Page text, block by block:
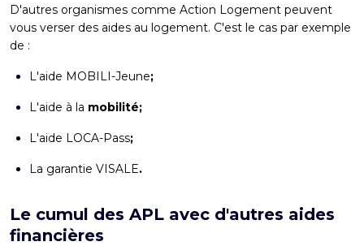
D'autres organismes comme Action Logement peuvent
vous verser des aides au logement. C'est le cas par exemple
de :
L'aide MOBILI-Jeune;
L'aide à la mobilité;
L'aide LOCA-Pass;
La garantie VISALE.
Le cumul des APL avec d'autres aides
financières